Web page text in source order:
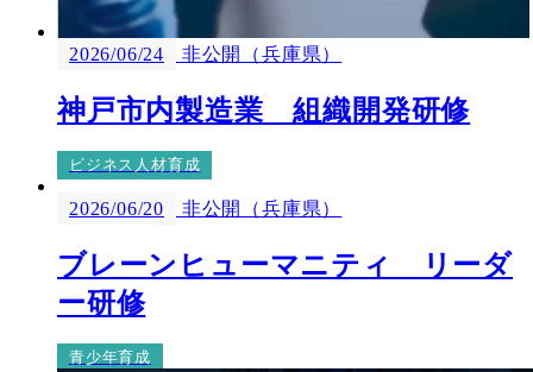
2026/06/24 非公開（兵庫県）
神戸市内製造業 組織開発研修
ビジネス人材育成
2026/06/20 非公開（兵庫県）
ブレーンヒューマニティ リーダ
ー研修
青少年育成